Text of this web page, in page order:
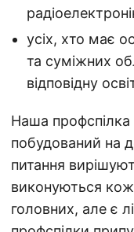
усіх, хто має
та суміжних
відповідну
Наша
побудований на
питання
виконуються
головних, але є